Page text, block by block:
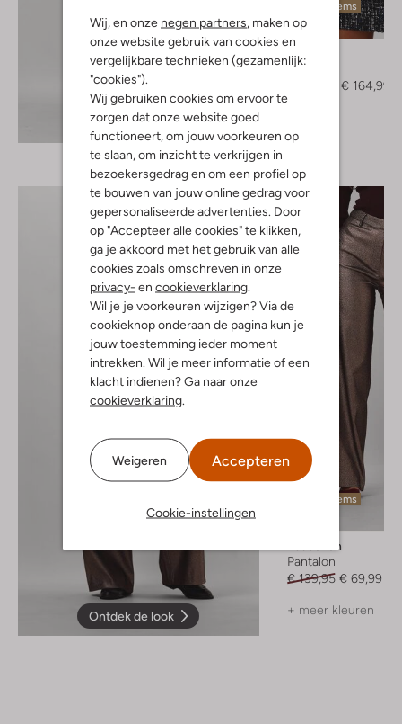
Wij, en onze negen partners, maken op
onze website gebruik van cookies en
vergelijkbare technieken (gezamenlijk:
"cookies").
Wij gebruiken cookies om ervoor te
zorgen dat onze website goed
functioneert, om jouw voorkeuren op
te slaan, om inzicht te verkrijgen in
bezoekersgedrag en om een profiel op
te bouwen van jouw online gedrag voor
gepersonaliseerde advertenties. Door
op "Accepteer alle cookies" te klikken,
ga je akkoord met het gebruik van alle
cookies zoals omschreven in onze
privacy- en cookieverklaring.
Wil je je voorkeuren wijzigen? Via de
cookieknop onderaan de pagina kun je
jouw toestemming ieder moment
intrekken. Wil je meer informatie of een
klacht indienen? Ga naar onze
cookieverklaring.
Weigeren Accepteren
Cookie-instellingen
Ontdek de look
Laatste items
-50%
Liu Jo
Blazer
€ 164,99
Ontdek de look
Laatste items
Est'seven
Pantalon
€ 139,95 € 69,99
+ meer kleuren